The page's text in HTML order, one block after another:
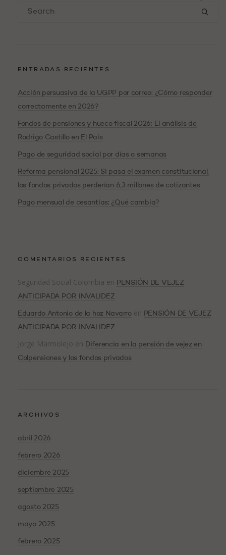
ENTRADAS RECIENTES
Acción persuasiva de la UGPP por correo: ¿Cómo responder
correctamente en 2026?
Fondos de pensiones y hueco fiscal 2026: El análisis de
Rodrigo Castillo en El País
Pago de seguridad social por días o semanas
Reforma pensional 2025: Si pasa el examen constitucional,
los fondos privados perderían 6,3 millones de cotizantes
Pago mensual de cesantías: ¿Qué cambia?
COMENTARIOS RECIENTES
Seguridad Social Colombia en PENSIÓN DE VEJEZ
ANTICIPADA POR INVALIDEZ
Eduardo Antonio de la hoz Navarroen PENSIÓN DE VEJEZ
ANTICIPADA POR INVALIDEZ
Jorge Marmolejo en Diferencia en la pensión de vejez en
Colpensiones y los fondos privados
ARCHIVOS
abril 2026
febrero 2026
diciembre 2025
septiembre 2025
agosto 2025
mayo 2025
febrero 2025